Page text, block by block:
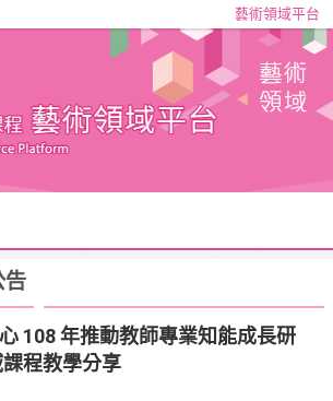
藝術領域平台
告
108 年推動教師專業知能成長研
程教學分享